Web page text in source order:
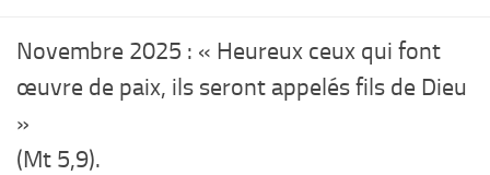
Novembre 2025 : « Heureux ceux qui font
œuvre de paix, ils seront appelés fils de Dieu
»
(Mt 5,9).